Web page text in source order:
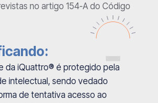
no artigo 154-A do Código
da iQuattro® é protegido pela
intelectual, sendo vedado
de tentativa acesso ao